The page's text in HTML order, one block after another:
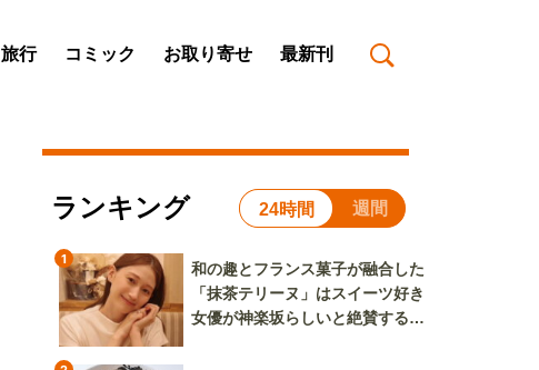
旅行 コミック お取り寄せ 最新刊
ランキング 24時間 週間
1
和の趣とフランス菓子が融合した
「抹茶テリーヌ」はスイーツ好き
女優が神楽坂らしいと絶賛する逸